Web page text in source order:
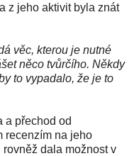
z jeho aktivit byla znát
věc, kterou je nutné
něco tvůrčího. Někdy
to vypadalo, že je to
a přechod od
recenzím na jeho
dala možnost v